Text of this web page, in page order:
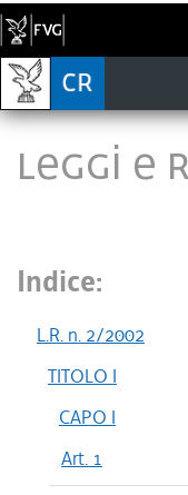
LEGGI E
Indice:
L.R. n. 2/2002
TITOLO I
CAPO I
Art. 1